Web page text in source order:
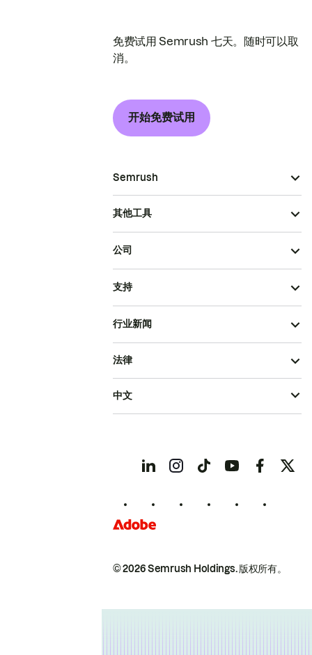
免费试用 Semrush 七天。随时可以取
消。
开始免费试用
Semrush
其他工具
公司
支持
行业新闻
© 2026 Semrush Holdings.版权所有。
法律
中文